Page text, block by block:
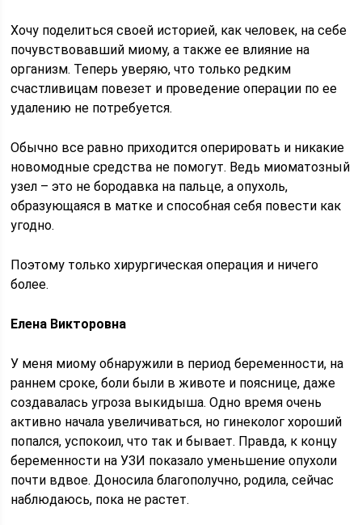
Хочу поделиться своей историей, как человек, на себе
почувствовавший миому, а также ее влияние на
организм. Теперь уверяю, что только редким
счастливицам повезет и проведение операции по ее
удалению не потребуется.
Обычно все равно приходится оперировать и никакие
новомодные средства не помогут. Ведь миоматозный
узел – это не бородавка на пальце, а опухоль,
образующаяся в матке и способная себя повести как
угодно.
Поэтому только хирургическая операция и ничего
более.
Елена Викторовна
У меня миому обнаружили в период беременности, на
раннем сроке, боли были в животе и пояснице, даже
создавалась угроза выкидыша. Одно время очень
активно начала увеличиваться, но гинеколог хороший
попался, успокоил, что так и бывает. Правда, к концу
беременности на УЗИ показало уменьшение опухоли
почти вдвое. Доносила благополучно, родила, сейчас
наблюдаюсь, пока не растет.